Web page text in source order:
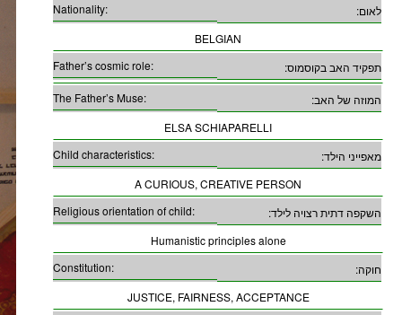
Nationality:
לאום:
BELGIAN
Father’s cosmic role:
תפקיד האב בקוסמוס:
The Father’s Muse:
המוזה של האב:
ELSA SCHIAPARELLI
Child characteristics:
מאפייני הילד:
A CURIOUS, CREATIVE PERSON
Religious orientation of child:
השקפה דתית רצויה לילד:
Humanistic principles alone
Constitution:
חוקה:
JUSTICE, FAIRNESS, ACCEPTANCE